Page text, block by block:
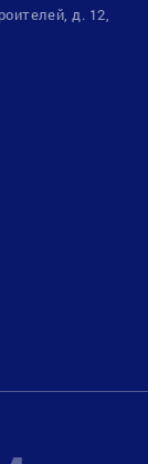
д. 12,